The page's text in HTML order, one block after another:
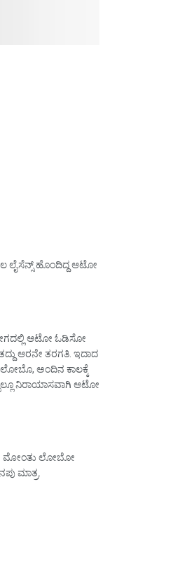
ಲೈಸೆನ್ಸ್ ಹೊಂದಿದ್ದ ಆಟೋ
ಆಟೋ ಓಡಿಸೋ
ಆರನೇ ತರಗತಿ. ಇದಾದ
ಲೋಬೊ, ಅಂದಿನ ಕಾಲಕ್ಕೆ
ನಿರಾಯಾಸವಾಗಿ ಆಟೋ
ಮೋಂತು ಲೋಬೋ
‌ಮಾತ್ರ.